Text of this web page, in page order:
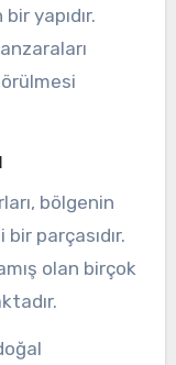
yapıdır.
bölgenin
parçasıdır.
olan birçok